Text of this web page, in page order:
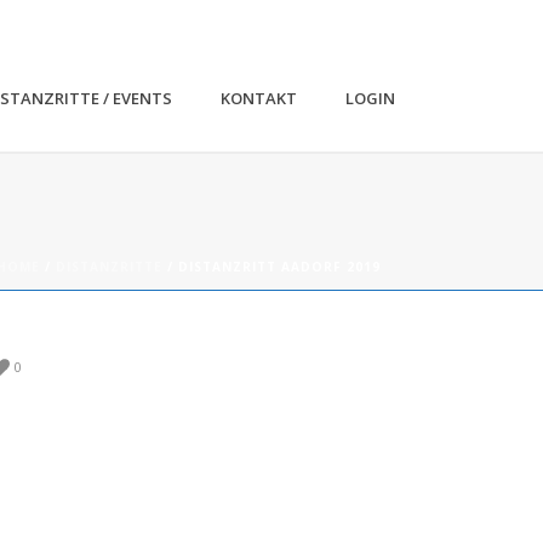
/ EVENTS KONTAKT LOGIN
0